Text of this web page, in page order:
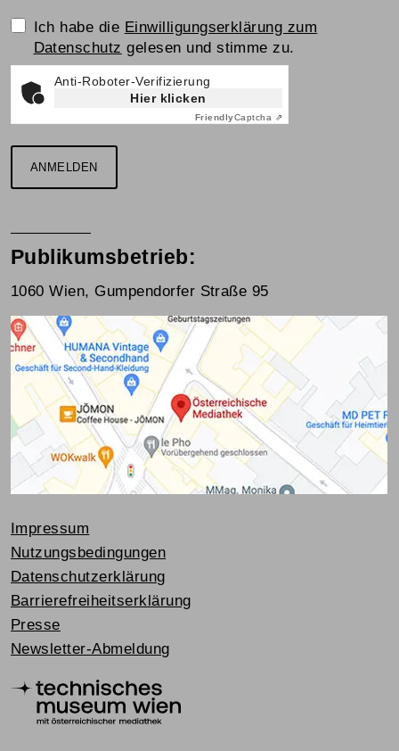
Einwilligungserklärung
Ich habe die Einwilligungserklärung zum
Datenschutz gelesen und stimme zu.
Anti-Roboter-Verifizierung
Hier klicken
FriendlyCaptcha ⇗
ANMELDEN
Publikumsbetrieb:
1060 Wien, Gumpendorfer Straße 95
Impressum
Nutzungsbedingungen
Datenschutzerklärung
Barrierefreiheitserklärung
Presse
Newsletter-Abmeldung